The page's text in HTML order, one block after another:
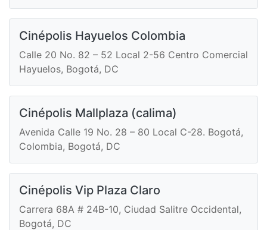
Cinépolis Hayuelos Colombia
Calle 20 No. 82 – 52 Local 2-56 Centro Comercial
Hayuelos, Bogotá, DC
Cinépolis Mallplaza (calima)
Avenida Calle 19 No. 28 – 80 Local C-28. Bogotá,
Colombia, Bogotá, DC
Cinépolis Vip Plaza Claro
Carrera 68A # 24B-10, Ciudad Salitre Occidental,
Bogotá, DC